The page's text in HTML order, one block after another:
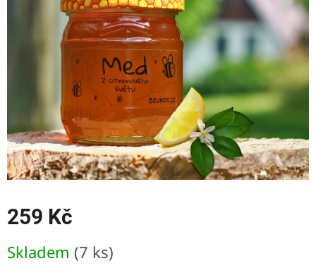
259 Kč
cena:
Skladem (7 ks)